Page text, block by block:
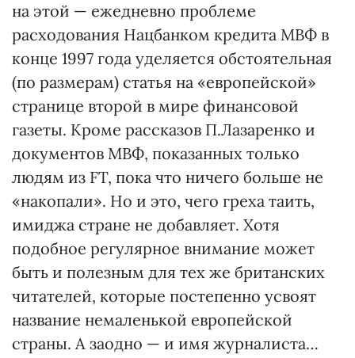
на этой — ежедневно проблеме
расходования Нацбанком кредита МВФ в
конце 1997 года уделяется обстоятельная
(по размерам) статья на «европейской»
странице второй в мире финансовой
газеты. Кроме рассказов П.Лазаренко и
документов МВФ, показанных только
людям из FT, пока что ничего больше не
«накопали». Но и это, чего греха таить,
имиджа стране не добавляет. Хотя
подобное регулярное внимание может
быть и полезным для тех же британских
читателей, которые постепенно усвоят
название немаленькой европейской
страны. А заодно — и имя журналиста…